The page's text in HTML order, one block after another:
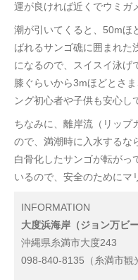
運が良ければ近くでウミガ
潮が引いてくると、50mほ
ばれるサンゴ礁に囲まれた
になるので、スイスイ泳げ
膝ぐらいから3mほどとさ
ング初心者や子供も安心し
ちなみに、離岸流（リップ
ので、満潮時に入水するな
白骨化したサンゴが転がっ
いるので、安全のためにマ
INFORMATION
大度浜海岸（ジョン万ビー
沖縄県糸満市大度243
098-840-8135（糸満市観